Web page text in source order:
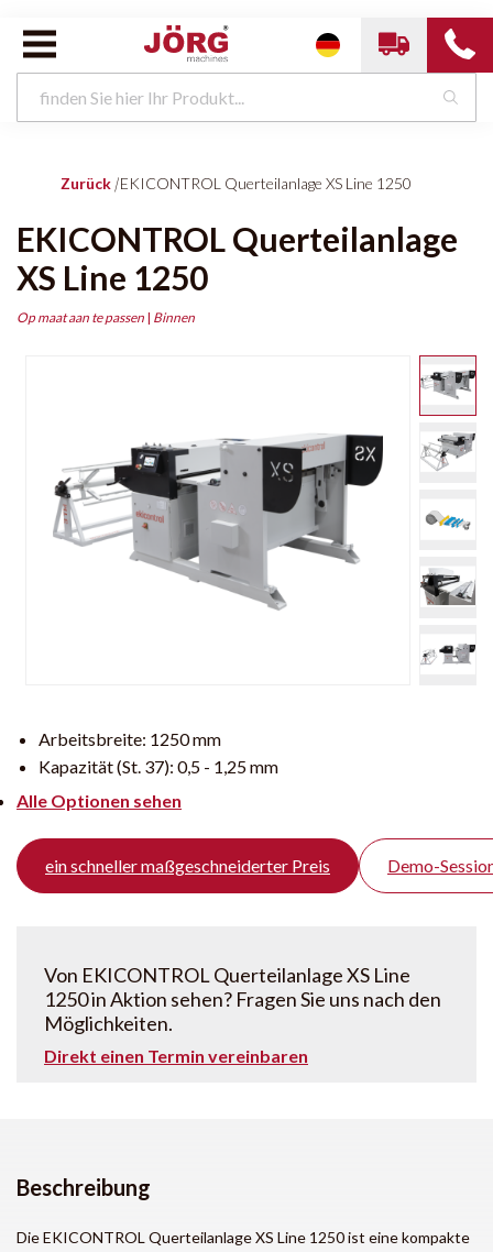
Zurück |EKICONTROL Querteilanlage XS Line 1250
EKICONTROL Querteilanlage
XS Line 1250
Op maat aan te passen | Binnen
Arbeitsbreite: 1250 mm
Kapazität (St. 37): 0,5 - 1,25 mm
Alle Optionen sehen
ein schneller maßgeschneiderter Preis Demo-
Von EKICONTROL Querteilanlage XS Line
1250 in Aktion sehen? Fragen Sie uns nach den
Möglichkeiten.
Direkt einen Termin vereinbaren
Beschreibung
Die EKICONTROL Querteilanlage XS Line 1250 ist eine kompakte